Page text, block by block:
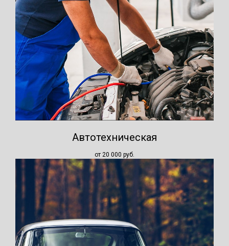
Автотехническая
от 20 000 руб.